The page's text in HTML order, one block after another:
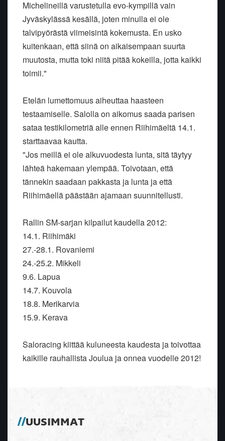
Michelineillä varustetulla evo-kympillä vain
Jyväskylässä kesällä, joten minulla ei ole
talvipyörästä viimeisintä kokemusta. En usko
kuitenkaan, että siinä on aikaisempaan suurta
muutosta, mutta toki niitä pitää kokeilla, jotta kaikki
toimii."
Etelän lumettomuus aiheuttaa haasteen
testaamiselle. Salolla on aikomus saada parisen
sataa testikilometriä alle ennen Riihimäeltä 14.1.
starttaavaa kautta.
"Jos meillä ei ole alkuvuodesta lunta, sitä täytyy
lähteä hakemaan ylempää. Toivotaan, että
tännekin saadaan pakkasta ja lunta ja että
Riihimäellä päästään ajamaan suunnitellusti.
Rallin SM-sarjan kilpailut kaudella 2012:
14.1. Riihimäki
27.-28.1. Rovaniemi
24.-25.2. Mikkeli
9.6. Lapua
14.7. Kouvola
18.8. Merikarvia
15.9. Kerava
Saloracing kiittää kuluneesta kaudesta ja toivottaa
kaikille rauhallista Joulua ja onnea vuodelle 2012!
UUSIMMAT